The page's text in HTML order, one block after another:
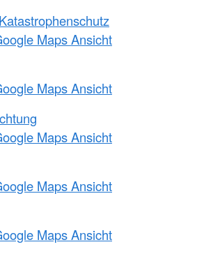
Maps Ansicht
Maps Ansicht
Maps Ansicht
Maps Ansicht
Maps Ansicht